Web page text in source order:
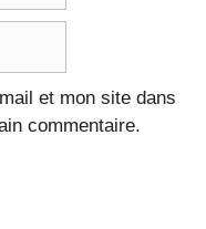
et mon site dans
commentaire.